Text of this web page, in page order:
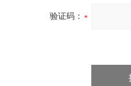
验证码：